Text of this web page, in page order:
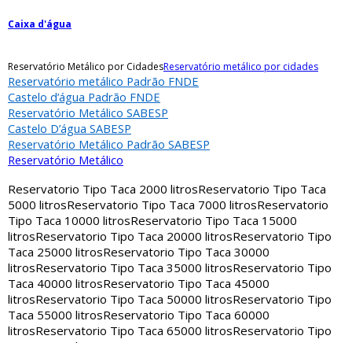
Caixa d'água
Reservatório Metálico por CidadesReservatório metálico por cidades
Reservatório metálico Padrão FNDE
Castelo d’água Padrão FNDE
Reservatório Metálico SABESP
Castelo D’água SABESP
Reservatório Metálico Padrão SABESP
Reservatório Metálico
Reservatorio Tipo Taca 2000 litrosReservatorio Tipo Taca
5000 litrosReservatorio Tipo Taca 7000 litrosReservatorio
Tipo Taca 10000 litrosReservatorio Tipo Taca 15000
litrosReservatorio Tipo Taca 20000 litrosReservatorio Tipo
Taca 25000 litrosReservatorio Tipo Taca 30000
litrosReservatorio Tipo Taca 35000 litrosReservatorio Tipo
Taca 40000 litrosReservatorio Tipo Taca 45000
litrosReservatorio Tipo Taca 50000 litrosReservatorio Tipo
Taca 55000 litrosReservatorio Tipo Taca 60000
litrosReservatorio Tipo Taca 65000 litrosReservatorio Tipo